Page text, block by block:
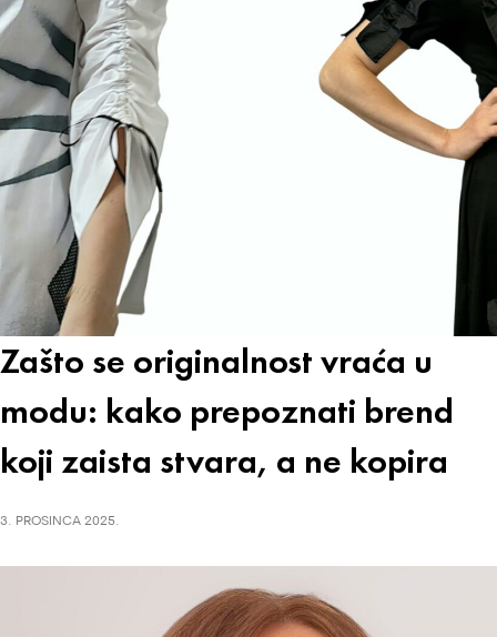
Zašto se originalnost vraća u
modu: kako prepoznati brend
koji zaista stvara, a ne kopira
3. PROSINCA 2025.